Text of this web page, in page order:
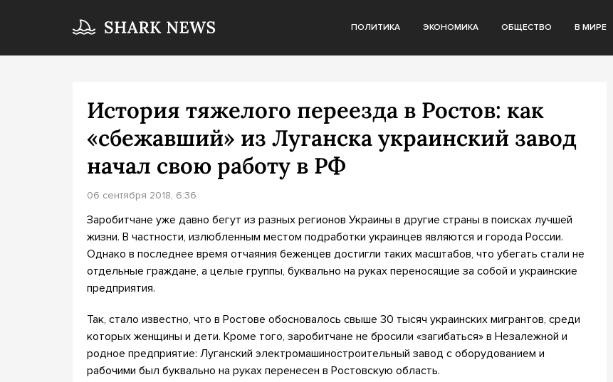
ПОЛИТИКА ЭКОНОМИКА ОБЩЕСТВО В МИРЕ
История тяжелого переезда в Ростов: как
«сбежавший» из Луганска украинский завод
начал свою работу в РФ
06 сентября 2018, 6:36
Заробитчане уже давно бегут из разных регионов Украины в другие страны в поисках лучшей
жизни. В частности, излюбленным местом подработки украинцев являются и города России.
Однако в последнее время отчаяния беженцев достигли таких масштабов, что убегать стали не
отдельные граждане, а целые группы, буквально на руках переносящие за собой и украинские
предприятия.
Так, стало известно, что в Ростове обосновалось свыше 30 тысяч украинских мигрантов, среди
которых женщины и дети. Кроме того, заробитчане не бросили «загибаться» в Незалежной и
родное предприятие: Луганский электромашиностроительный завод с оборудованием и
рабочими был буквально на руках перенесен в Ростовскую область.